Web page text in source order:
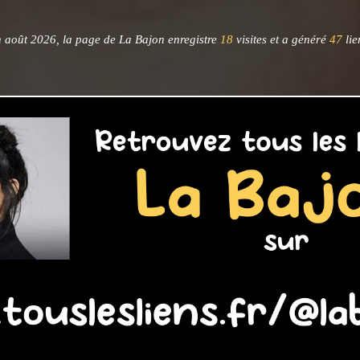
août 2026, la page de La Bajon enregistre 18 visites et a généré 47